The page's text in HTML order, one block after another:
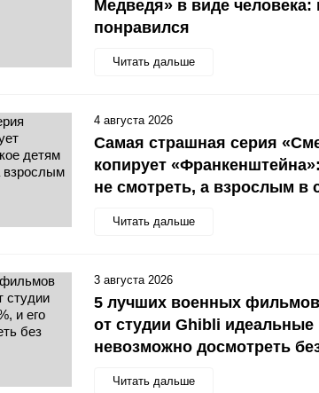
Медведя» в виде
понравился
Читать дальше
Самая страшная серия
копирует
не смотреть, а взрослым в
Читать дальше
4 августа 2026
5 лучших военных
от студии Ghibli идеальные
невозможно досмотреть
Читать дальше
3 августа 2026